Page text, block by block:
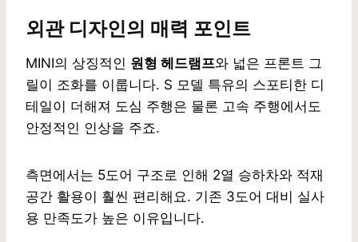
외관 디자인의 매력 포인트
MINI의 상징적인 원형 헤드램프와 넓은 프론트 그
릴이 조화를 이룹니다. S 모델 특유의 스포티한 디
테일이 더해져 도심 주행은 물론 고속 주행에서도
안정적인 인상을 주죠.
측면에서는 5도어 구조로 인해 2열 승하차와 적재
공간 활용이 훨씬 편리해요. 기존 3도어 대비 실사
용 만족도가 높은 이유입니다.